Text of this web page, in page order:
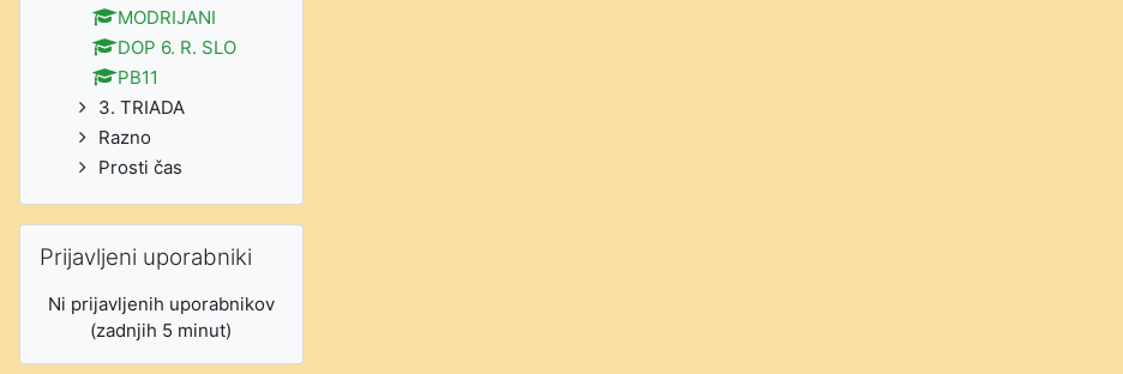
MODRIJANI
DOP 6. R. SLO
PB11
3. TRIADA
Razno
Prosti čas
Prijavljeni uporabniki
Ni prijavljenih uporabnikov
(zadnjih 5 minut)